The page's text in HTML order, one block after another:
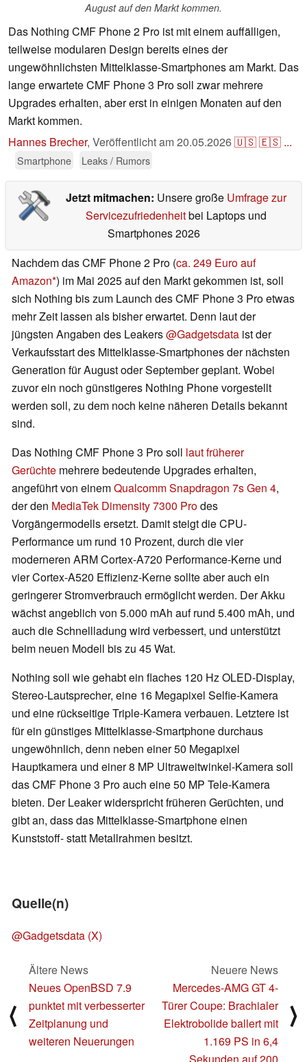
August auf den Markt kommen.
Das Nothing CMF Phone 2 Pro ist mit einem auffälligen,
teilweise modularen Design bereits eines der
ungewöhnlichsten Mittelklasse-Smartphones am Markt. Das
lange erwartete CMF Phone 3 Pro soll zwar mehrere
Upgrades erhalten, aber erst in einigen Monaten auf den
Markt kommen.
Hannes Brecher, Veröffentlicht am20.05.2026🇺🇸🇪🇸 ...
Smartphone Leaks / Rumors
Jetzt mitmachen: Unsere große Umfrage zur
Servicezufriedenheitbei Laptops und
Smartphones 2026
Nachdem das CMF Phone 2 Pro (ca. 249 Euro auf
Amazon ) im Mai 2025 auf den Markt gekommen ist, soll
sich Nothing bis zum Launch des CMF Phone 3 Pro etwas
mehr Zeit lassen als bisher erwartet. Denn laut der
jüngsten Angaben des Leakers@Gadgetsdata ist der
Verkaufsstart des Mittelklasse-Smartphones der nächsten
Generation für August oder September geplant. Wobei
zuvor ein noch günstigeres Nothing Phone vorgestellt
werden soll, zu dem noch keine näheren Details bekannt
sind.
Das Nothing CMF Phone 3 Pro soll laut früherer
Gerüchte mehrere bedeutende Upgrades erhalten,
angeführt von einemQualcomm Snapdragon 7s Gen 4,
der den MediaTek Dimensity 7300 Prodes
Vorgängermodells ersetzt. Damit steigt die CPU-
Performance um rund 10 Prozent, durch die vier
moderneren ARM Cortex-A720 Performance-Kerne und
vier Cortex-A520 Effizienz-Kerne sollte aber auch ein
geringerer Stromverbrauch ermöglicht werden. Der Akku
wächst angeblich von 5.000 mAh auf rund 5.400 mAh, und
auch die Schnellladung wird verbessert, und unterstützt
beim neuen Modell bis zu 45 Wat.
Nothing soll wie gehabt ein flaches 120 Hz OLED-Display,
Stereo-Lautsprecher, eine 16 Megapixel Selfie-Kamera
und eine rückseitige Triple-Kamera verbauen. Letztere ist
für ein günstiges Mittelklasse-Smartphone durchaus
ungewöhnlich, denn neben einer 50 Megapixel
Hauptkamera und einer 8 MP Ultraweitwinkel-Kamera soll
das CMF Phone 3 Pro auch eine 50 MP Tele-Kamera
bieten. Der Leaker widerspricht früheren Gerüchten, und
gibt an, dass das Mittelklasse-Smartphone einen
Kunststoff- statt Metallrahmen besitzt.
Quelle(n)
@Gadgetsdata (X)
⟨
Ältere News
Neues OpenBSD 7.9
punktet mit verbesserter
Zeitplanung und
weiteren Neuerungen
Neuere News
Mercedes-AMG GT 4-
Türer Coupe: Brachialer
Elektrobolide ballert mit
1.169 PS in 6,4
⟩